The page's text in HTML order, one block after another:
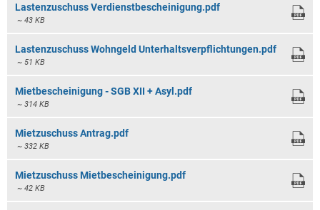
Lastenzuschuss Verdienstbescheinigung.pdf
~ 43 KB
Lastenzuschuss Wohngeld Unterhaltsverpflichtungen.pdf
~ 51 KB
Mietbescheinigung - SGB XII + Asyl.pdf
~ 314 KB
Mietzuschuss Antrag.pdf
~ 332 KB
Mietzuschuss Mietbescheinigung.pdf
~ 42 KB